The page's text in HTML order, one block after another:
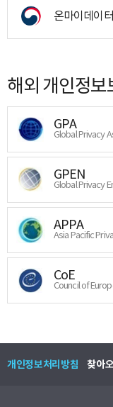
온마이데이터
해외 개인정보
GPA
Global Privacy
GPEN
Global Privacy
APPA
Asia Pacific
CoE
Council of
개인정보처리방침 찾아